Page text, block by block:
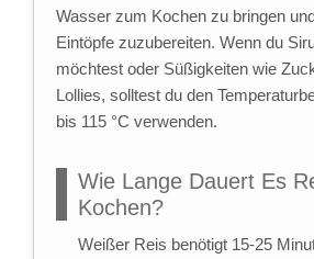
Wasser zum Kochen zu bringen
Eintöpfe zuzubereiten. Wenn du
möchtest oder Süßigkeiten wie
Lollies, solltest du den
bis 115 °C verwenden.
Wie Lange Dauert Es
Kochen?
Weißer Reis benötigt 15-25